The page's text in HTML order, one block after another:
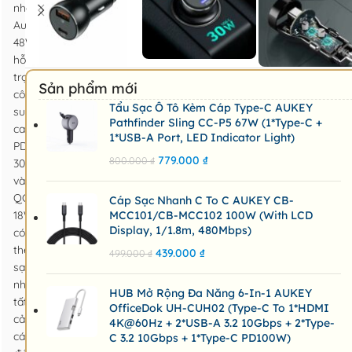
nhanh
Aukey
48W
hỗ
trợ
công
suất
cao
PD
30W(Max)
và
QC
18W(Max),
có
thể
sạc
nhanh
tất
cả
các
Sản phẩm mới
Tẩu Sạc Ô Tô Kèm Cáp Type-C AUKEY
Pathfinder Sling CC-P5 67W (1*Type-C +
1*USB-A Port, LED Indicator Light)
800.000₫ 779.000 ₫
Cáp Sạc Nhanh C To C AUKEY CB-
MCC101/CB-MCC102 100W (with LCD
Display, 1/1.8m, 480Mbps)
499.000₫ 439.000 ₫
HUB Mở Rộng Đa Năng 6-In-1 AUKEY
OfficeDok UH-CUH02 (Type-C To 1*HDMI
4K@60Hz + 2*USB-A 3.2 10Gbps + 2*Type-
C 3.2 10Gbps + 1*Type-C PD100W)